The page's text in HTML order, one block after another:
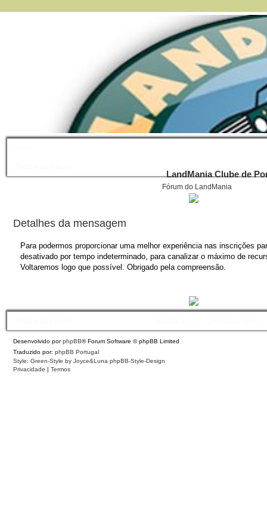
LandMania Clube de
Fórum do LandMania
Detalhes da mensagem
Para podermos proporcionar uma melhor experiência nas inscrições
desativado por tempo indeterminado, para canalizar o máximo de
Voltaremos logo que possível. Obrigado pela compreensão.
Desenvolvido porphpBB® Forum Software © phpBB Limited
Traduzido por: phpBB Portugal
Style: Green-Style by Joyce&Luna phpBB-Style-Design
Privacidade | Termos